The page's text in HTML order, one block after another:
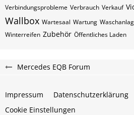
Verbindungsprobleme Verbrauch Verkauf
Wallbox Wartesaal Wartung
Winterreifen Zubehör Öffentliches Laden
Mercedes EQB Forum
Impressum
Datenschutzerklärung
Cookie Einstellungen